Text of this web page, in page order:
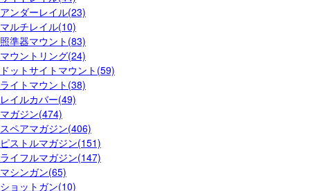
アンダーレイル(23)
マルチレイル(10)
照準器マウント(83)
マウントリング(24)
ドットサイトマウント(59)
ライトマウント(38)
レイルカバー(49)
マガジン(474)
スペアマガジン(406)
ピストルマガジン(151)
ライフルマガジン(147)
マシンガン(65)
ショットガン(10)